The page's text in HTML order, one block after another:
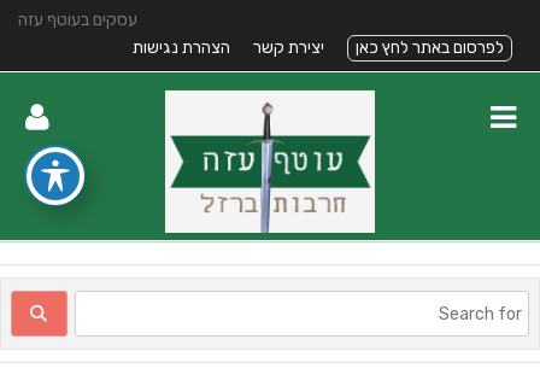
עסקים בעוטף עזה
לפרסום באתר לחץ כאן
יצירת קשר הצהרת נגישות